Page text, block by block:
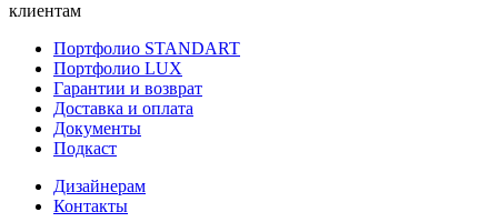
клиентам
Портфолио STANDART
Портфолио LUX
Гарантии и возврат
Доставка и оплата
Документы
Подкаст
Дизайнерам
Контакты